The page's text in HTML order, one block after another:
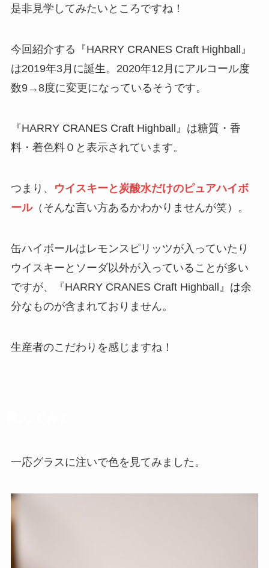
是非見学してみたいところですね！
今回紹介する『HARRY CRANES Craft Highball』
は2019年3月に誕生。 2020年12月にアルコール度
数9→8度に変更になっているそうです。
『HARRY CRANES Craft Highball』は糖質・香
料・着色料０ と表示されています。
つまり、
ウイスキーと炭酸水だけのピュアハイボ
ール（そんな言い方あるかわかりませんが笑）。
缶ハイボールはレモンスピリッツが入っていたり
ウイスキーとソーダ以外が入っていることが多い
ですが、『HARRY CRANES Craft Highball』は余
分なものが含まれておりません。
生産者のこだわりを感じますね！
一応グラスに注いで色を見てみました。